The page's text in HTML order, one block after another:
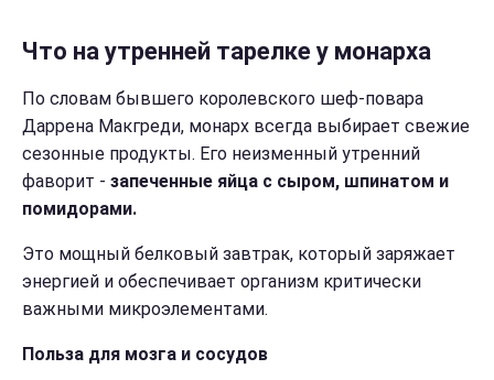
Что на утренней тарелке у монарха
По словам бывшего королевского шеф-повара
Даррена Макгреди, монарх всегда выбирает свежие
сезонные продукты. Его неизменный утренний
фаворит - запеченные яйца с сыром, шпинатом и
помидорами.
Это мощный белковый завтрак, который заряжает
энергией и обеспечивает организм критически
важными микроэлементами.
Польза для мозга и сосудов